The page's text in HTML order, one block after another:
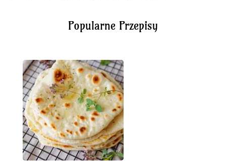
Popularne Przepisy